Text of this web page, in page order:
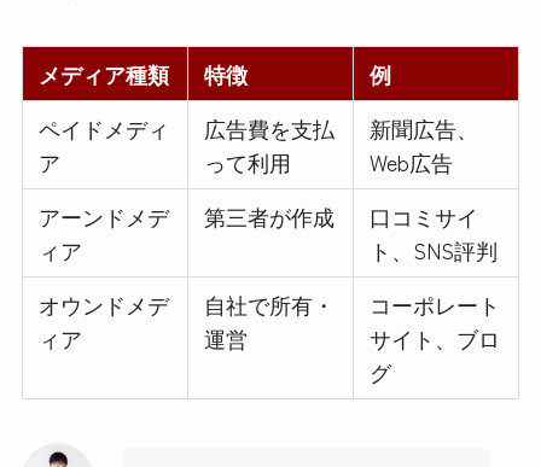
メディア種類 特徴
例
ペイドメディ
ア
広告費を支払
って利用
新聞広告、
Web広告
アーンドメデ
ィア
第三者が作成
口コミサイ
ト、SNS評判
オウンドメデ
ィア
自社で所有・
運営
コーポレート
サイト、ブロ
グ